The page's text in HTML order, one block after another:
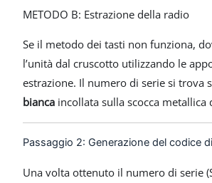
METODO B: Estrazione della radio
Se il metodo dei tasti non funziona,
l’unità dal cruscotto utilizzando le
estrazione. Il numero di serie si trova
bianca incollata sulla scocca metallica
Passaggio 2: Generazione del codice
Una volta ottenuto il numero di serie